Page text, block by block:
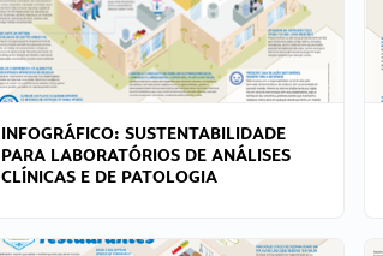
INFOGRÁFICO: SUSTENTABILIDADE
PARA LABORATÓRIOS DE ANÁLISES
CLÍNICAS E DE PATOLOGIA